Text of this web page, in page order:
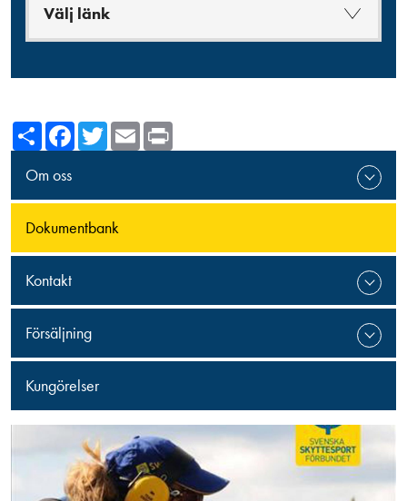
Om oss
Dokumentbank
Kontakt
Försäljning
Kungörelser
Välj länk
ShareFacebook
TwitterEmail